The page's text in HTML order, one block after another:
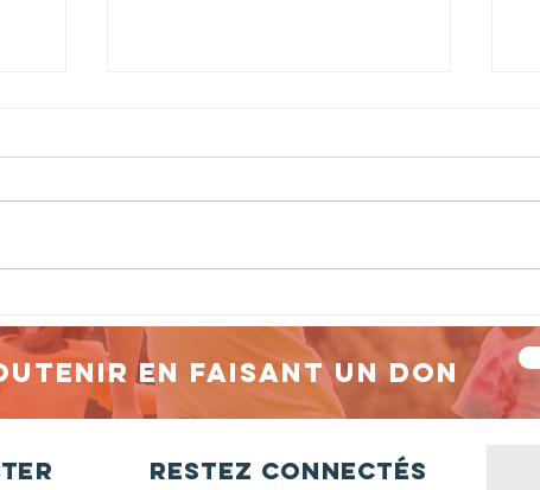
Bouts d'Camp
reviennent
pour un été
placé sous le
signe de la
en faisant un don
Restez connectés